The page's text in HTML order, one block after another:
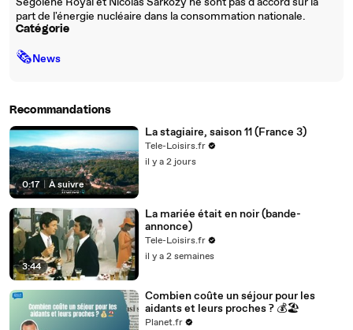
part de l'énergie nucléaire dans la consommation nationale.
Catégorie
🗞News
Recommandations
0:17 À suivre
La stagiaire, saison 11 (France 3)
Tele-Loisirs.fr
il y a 2 jours
3:44
La mariée était en noir (bande-
annonce)
Tele-Loisirs.fr
il y a 2 semaines
Combien coûte un séjour pour les
aidants et leurs proches ? 💰🏖️
Planet.fr